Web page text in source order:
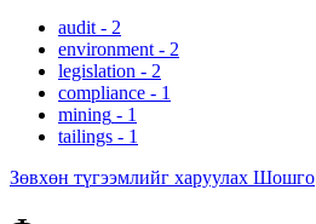
audit - 2
environment - 2
legislation - 2
compliance - 1
mining - 1
tailings - 1
Зөвхөн түгээмлийг харуулах Шошго